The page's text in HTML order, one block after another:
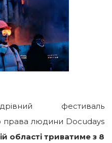
фестиваль
права людини Docudays
області триватиме з 8